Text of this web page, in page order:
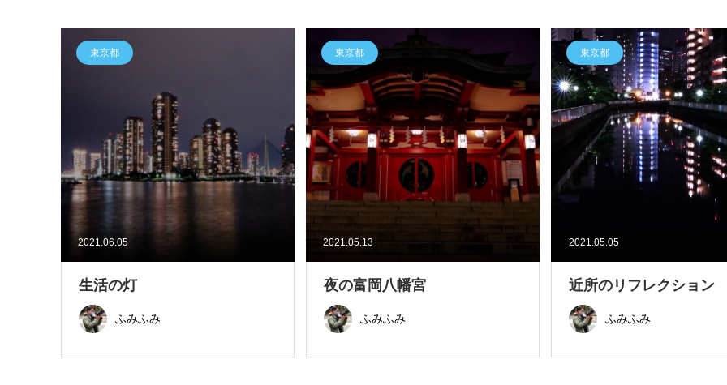
2021.06.05
東京都
生活の灯
ふみふみ
2021.05.13
東京都
夜の富岡八幡宮
ふみふみ
2021.05.05
東京都
近所のリフレクション
ふみふみ